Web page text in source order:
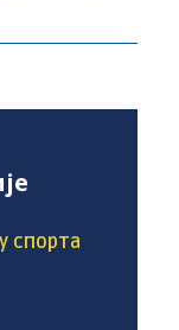
спорта